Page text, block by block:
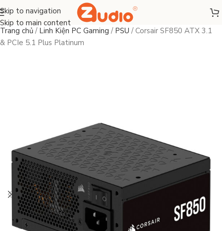
Skip to navigation
Skip to main content
Trang chủ / Linh Kiện PC Gaming / PSU /Corsair SF850 ATX 3.1
& PCIe 5.1 Plus Platinum